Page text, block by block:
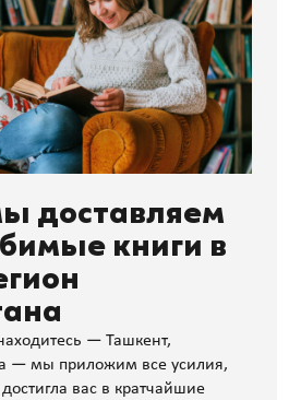
доставляем
книги в
— Ташкент,
— мы приложим все усилия,
вас в кратчайшие